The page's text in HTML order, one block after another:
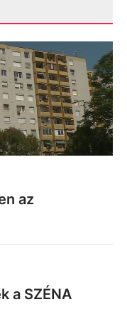
az
a SZÉNA